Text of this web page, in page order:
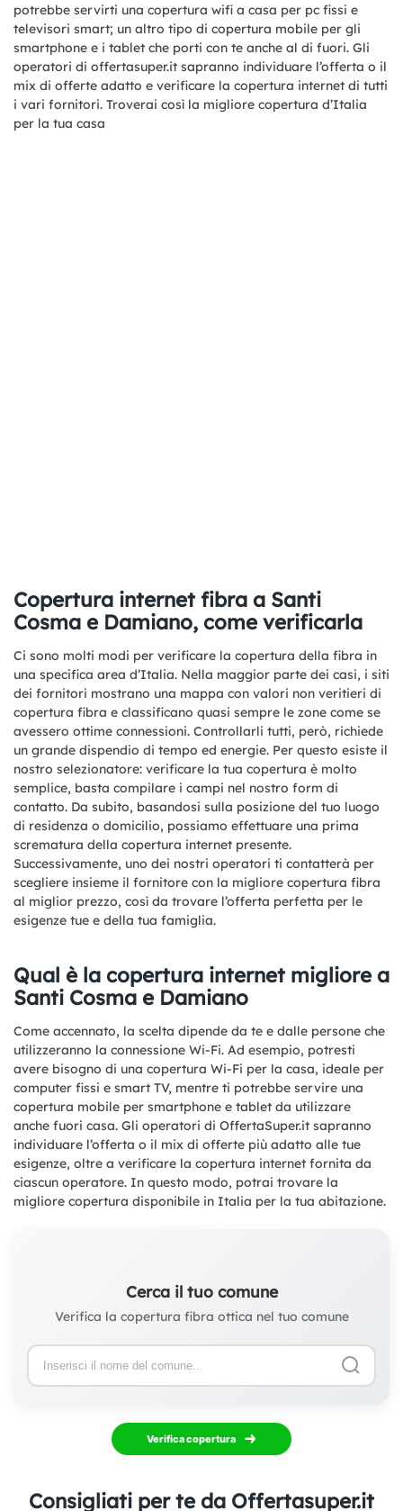
potrebbe servirti una copertura wifi a casa per pc fissi e
televisori smart; un altro tipo di copertura mobile per gli
smartphone e i tablet che porti con te anche al di fuori. Gli
operatori di offertasuper.it sapranno individuare l’offerta o il
mix di offerte adatto e verificare la copertura internet di tutti
i vari fornitori. Troverai così la migliore copertura d’Italia
per la tua casa
Copertura internet fibra a Santi
Cosma e Damiano, come verificarla
Ci sono molti modi per verificare la copertura della fibra in
una specifica area d’Italia. Nella maggior parte dei casi, i siti
dei fornitori mostrano una mappa con valori non veritieri di
copertura fibra e classificano quasi sempre le zone come se
avessero ottime connessioni. Controllarli tutti, però, richiede
un grande dispendio di tempo ed energie. Per questo esiste il
nostro selezionatore: verificare la tua copertura è molto
semplice, basta compilare i campi nel nostro form di
contatto. Da subito, basandosi sulla posizione del tuo luogo
di residenza o domicilio, possiamo effettuare una prima
scrematura della copertura internet presente.
Successivamente, uno dei nostri operatori ti contatterà per
scegliere insieme il fornitore con la migliore copertura fibra
al miglior prezzo, così da trovare l’offerta perfetta per le
esigenze tue e della tua famiglia.
Qual è la copertura internet migliore a
Santi Cosma e Damiano
Come accennato, la scelta dipende da te e dalle persone che
utilizzeranno la connessione Wi-Fi. Ad esempio, potresti
avere bisogno di una copertura Wi-Fi per la casa, ideale per
computer fissi e smart TV, mentre ti potrebbe servire una
copertura mobile per smartphone e tablet da utilizzare
anche fuori casa. Gli operatori di OffertaSuper.it sapranno
individuare l’offerta o il mix di offerte più adatto alle tue
esigenze, oltre a verificare la copertura internet fornita da
ciascun operatore. In questo modo, potrai trovare la
migliore copertura disponibile in Italia per la tua abitazione.
Cerca il tuo comune
Verifica la copertura fibra ottica nel tuo comune
Verifica copertura
Consigliati per te da Offertasuper.it